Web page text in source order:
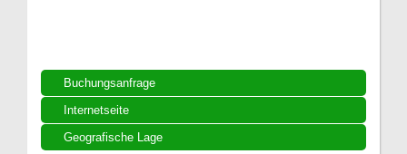
Buchungsanfrage
Internetseite
Geografische Lage